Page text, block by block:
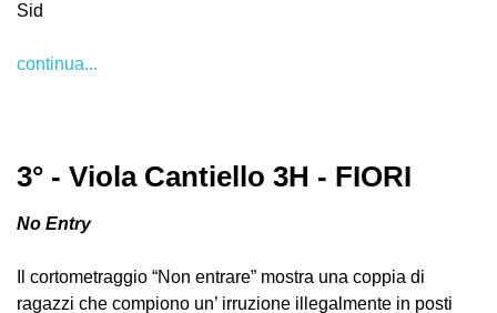
Sid
continua...
3° - Viola Cantiello 3H - FIORI
No Entry
Il cortometraggio “Non entrare” mostra una coppia di
ragazzi che compiono un’ irruzione illegalmente in posti